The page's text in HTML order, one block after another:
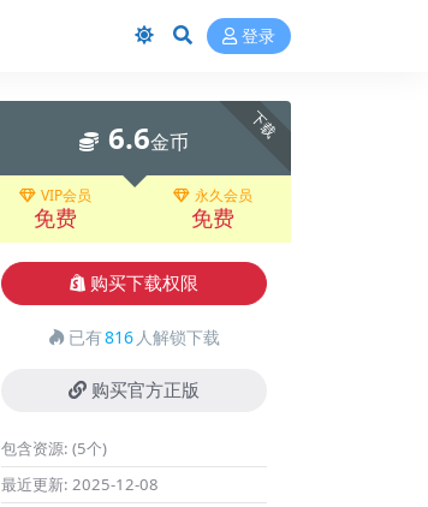
登录
下载
6.6金币
VIP会员
免费
永久会员
免费
购买下载权限
已有816 人解锁下载
购买官方正版
包含资源: (5个)
最近更新: 2025-12-08